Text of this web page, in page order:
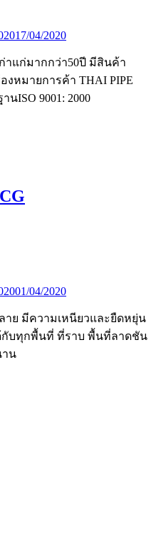
17/04/2020
าแก่มากกว่า50ปี มีสินค้า
หมายการค้า THAI PIPE
ISO 9001: 2000
01/04/2020
าย มีความเหนียวและยืดหยุ่น
กับทุกพื้นที่ ที่ราบ พื้นที่ลาดชัน
าน